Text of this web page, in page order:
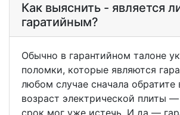
Как выяснить - является
гаратийным?
Обычно в гарантийном талоне
поломки, которые являются
любом случае сначала обратите
возраст электрической плиты